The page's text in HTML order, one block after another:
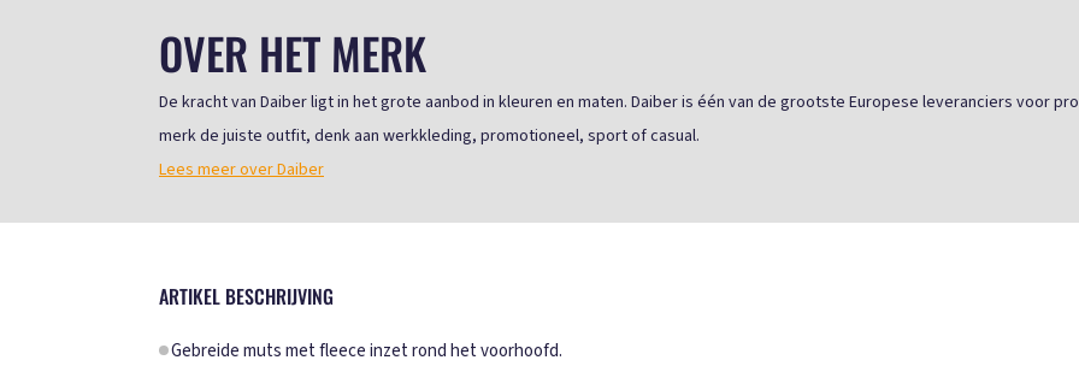
OVER HET MERK
De kracht van Daiber ligt in het grote aanbod in kleuren en maten. Daiber is één van de grootste Europese leveranciers voor
merk de juiste outfit, denk aan werkkleding, promotioneel, sport of casual.
Lees meer over Daiber
ARTIKEL BESCHRIJVING
Gebreide muts met fleece inzet rond het voorhoofd.